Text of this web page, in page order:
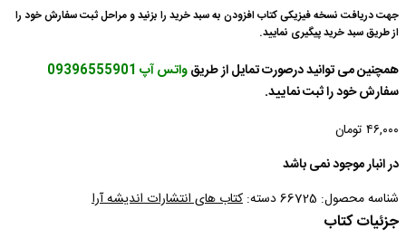
جهت دریافت نسخه فیزیکی کتاب افزودن به سبد خرید را بزنید و مراحل ثبت سفارش خود را
از طریق سبد خرید پیگیری نمایید.
همچنین می توانید درصورت تمایل از طریقواتس آپ 09396555901
سفارش خود را ثبت نمایید.
۴۶,۰۰۰ تومان
در انبار موجود نمی باشد
شناسه محصول: 66725دسته: کتاب های انتشارات اندیشه آرا
جزئیات کتاب